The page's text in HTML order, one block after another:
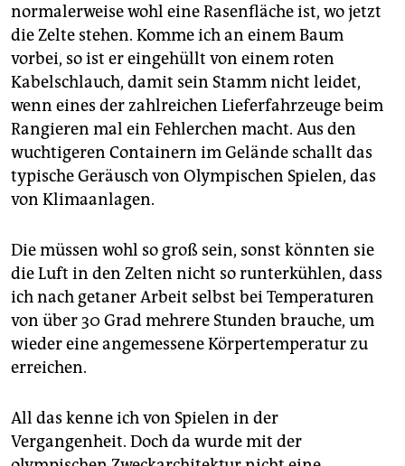
normalerweise wohl eine Rasenfläche ist, wo jetzt
die Zelte stehen. Komme ich an einem Baum
vorbei, so ist er eingehüllt von einem roten
Kabelschlauch, damit sein Stamm nicht leidet,
wenn eines der zahlreichen Lieferfahrzeuge beim
Rangieren mal ein Fehlerchen macht. Aus den
wuchtigeren Containern im Gelände schallt das
typische Geräusch von Olympischen Spielen, das
von Klimaanlagen.
Die müssen wohl so groß sein, sonst könnten sie
die Luft in den Zelten nicht so runterkühlen, dass
ich nach getaner Arbeit selbst bei Temperaturen
von über 30 Grad mehrere Stunden brauche, um
wieder eine angemessene Körpertemperatur zu
erreichen.
All das kenne ich von Spielen in der
Vergangenheit. Doch da wurde mit der